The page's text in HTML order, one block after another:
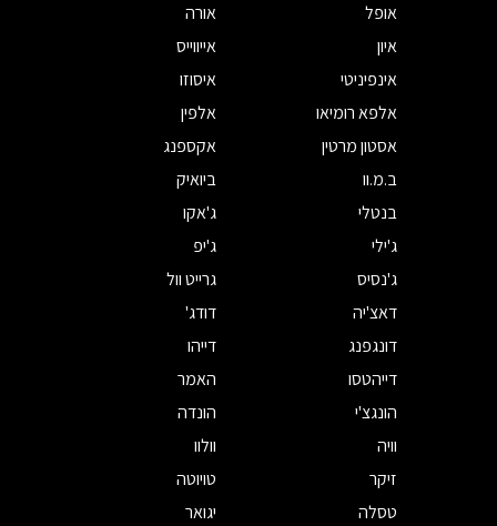
אופל
אורה
איון
אייווייס
אינפיניטי
איסוזו
אלפא רומיאו
אלפין
אסטון מרטין
אקספנג
ב.מ.וו
ביואיק
בנטלי
ג'אקו
ג'ילי
ג'יפ
ג'נסיס
גרייט וול
דאצ'יה
דודג'
דונגפנג
דייהו
דייהטסו
האמר
הונגצ'י
הונדה
וויה
וולוו
זיקר
טויוטה
טסלה
יגואר